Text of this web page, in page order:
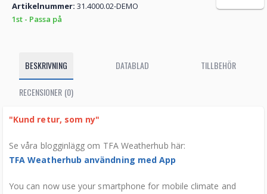
Artikelnummer: 31.4000.02-DEMO
1st - Passa på
BESKRIVNING DATABLAD TILLBEHÖR
RECENSIONER (0)
"Kund retur, som ny"
Se våra blogginlägg om TFA Weatherhub här:
TFA Weatherhub användning med App
You can now use your smartphone for mobile climate and